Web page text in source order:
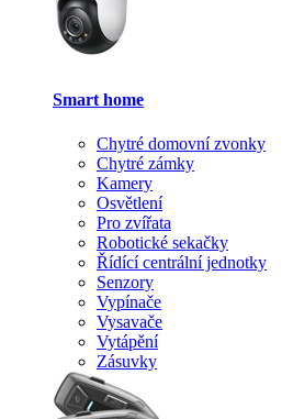
Smart home
Chytré domovní zvonky
Chytré zámky
Kamery
Osvětlení
Pro zvířata
Robotické sekačky
Řídící centrální jednotky
Senzory
Vypínače
Vysavače
Vytápění
Zásuvky